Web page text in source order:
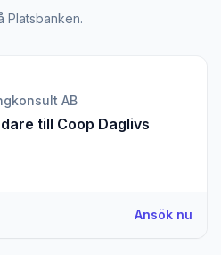
Platsbanken.
AB
till Coop Daglivs
Ansök nu